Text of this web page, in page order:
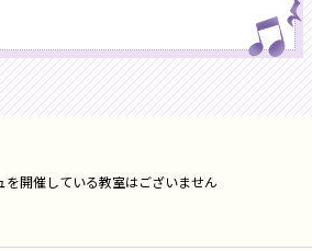
を開催している教室はございません